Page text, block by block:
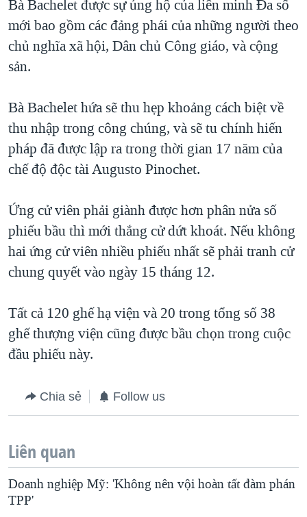
QUAN HỆ VIỆT MỸ
Bà Bachelet được sự ủng hộ của liên minh Ða số
mới bao gồm các đảng phái của những người theo
chủ nghĩa xã hội, Dân chủ Công giáo, và cộng
sản.
Bà Bachelet hứa sẽ thu hẹp khoảng cách biệt về
thu nhập trong công chúng, và sẽ tu chính hiến
pháp đã được lập ra trong thời gian 17 năm của
chế độ độc tài Augusto Pinochet.
Ứng cử viên phải giành được hơn phân nửa số
phiếu bầu thì mới thắng cử dứt khoát. Nếu không
hai ứng cử viên nhiều phiếu nhất sẽ phải tranh cử
chung quyết vào ngày 15 tháng 12.
Tất cả 120 ghế hạ viện và 20 trong tổng số 38
ghế thượng viện cũng được bầu chọn trong cuộc
đầu phiếu này.
Chia sẻ Follow us
Liên quan
Doanh nghiệp Mỹ: 'Không nên vội hoàn tất đàm phán
TPP'